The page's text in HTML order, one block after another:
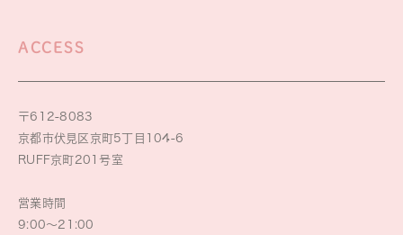
ACCESS
〒612-8083
京都市伏見区京町5丁目104-6
RUFF京町201号室
営業時間
9:00～21:00